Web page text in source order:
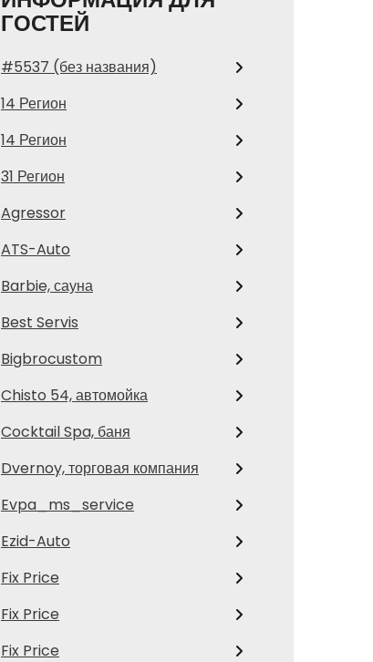
ГОСТЕЙ
#5537 (без названия)
14 Регион
14 Регион
31 Регион
Agressor
ATS-Auto
Barbie, сауна
Best Servis
Bigbrocustom
Chisto 54, автомойка
Cocktail Spa, баня
Dvernoy, торговая компания
Evpa_ms_service
Ezid-Auto
Fix Price
Fix Price
Fix Price